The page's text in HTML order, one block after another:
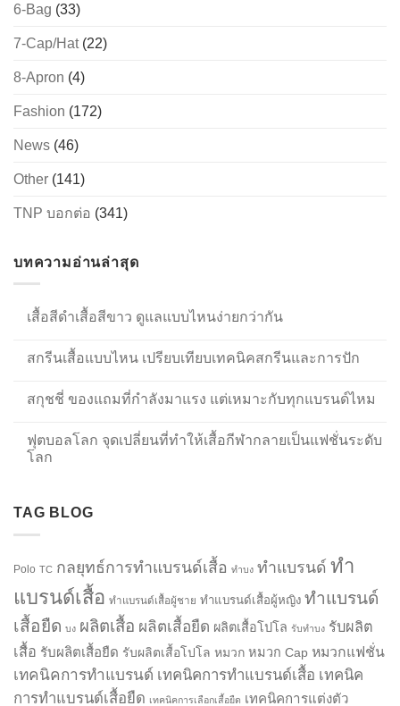
6-Bag (33)
7-Cap/Hat(22)
8-Apron (4)
Fashion (172)
News (46)
Other (141)
TNP บอกต่อ (341)
บทความอ่านล่าสุด
เสื้อสีดำเสื้อสีขาว ดูแลแบบไหนง่ายกว่ากัน
สกรีนเสื้อแบบไหน เปรียบเทียบเทคนิคสกรีนและการปัก
สกุชชี่ ของแถมที่กำลังมาแรง แต่เหมาะกับทุกแบรนด์ไหม
ฟุตบอลโลก จุดเปลี่ยนที่ทำให้เสื้อกีฬากลายเป็นแฟชั่นระดับ
โลก
TAG BLOG
Polo TC กลยุทธ์การทำแบรนด์เสื้อ ทำบง ทำแบรนด์ ทำ
แบรนด์เสื้อ ทำแบรนด์เสื้อผู้ชาย ทำแบรนด์เสื้อผู้หญิง ทำแบรนด์
เสื้อยืด บง ผลิตเสื้อ ผลิตเสื้อยืด ผลิตเสื้อโปโล รับทำบง รับผลิต
เสื้อ รับผลิตเสื้อยืด รับผลิตเสื้อโปโล หมวก หมวก Cap หมวกแฟชั่น
เทคนิคการทำแบรนด์ เทคนิคการทำแบรนด์เสื้อ เทคนิค
การทำแบรนด์เสื้อยืด เทคนิคการเลือกเสื้อยืด เทคนิคการแต่งตัว